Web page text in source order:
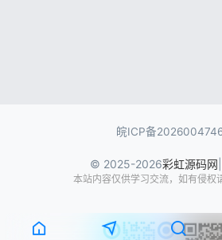
皖ICP备
© 2025-2026彩虹源码网
本站内容仅供学习交流，如有侵权